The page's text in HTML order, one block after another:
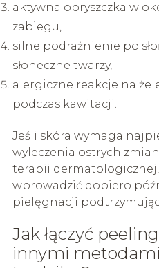
aktywna opryszczka w
zabiegu,
silne podrażnienie po
słoneczne twarzy,
alergiczne reakcje na
podczas kawitacji.
Jeśli skóra wymaga
wyleczenia ostrych
terapii
wprowadzić dopiero
pielęgnacji
Jak łączyć
innymi